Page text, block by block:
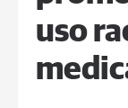
uso